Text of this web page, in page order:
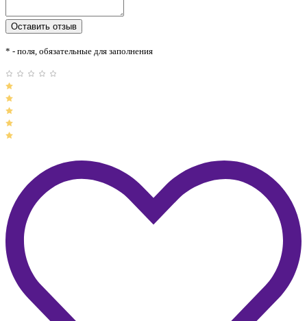
* - поля, обязательные для заполнения